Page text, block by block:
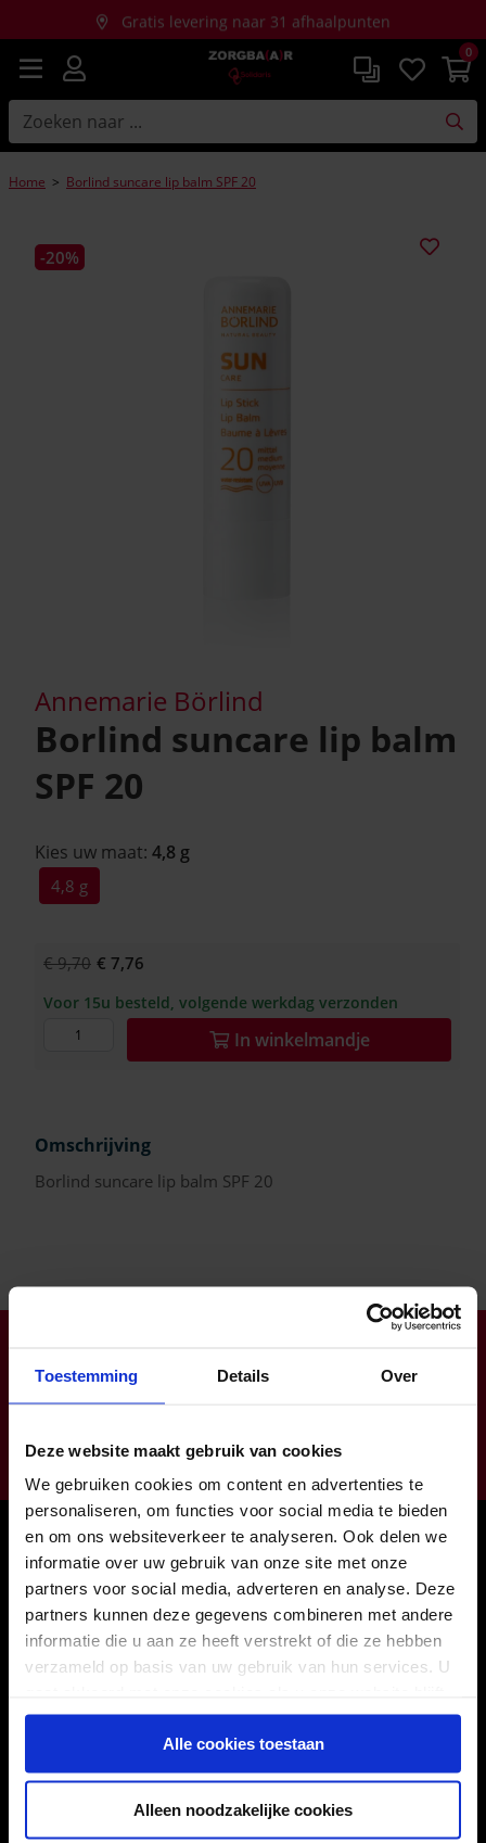
Toestemming Details Over
Deze website maakt gebruik van cookies
We gebruiken cookies om content en advertenties te
personaliseren, om functies voor social media te bieden
en om ons websiteverkeer te analyseren. Ook delen we
informatie over uw gebruik van onze site met onze
partners voor social media, adverteren en analyse. Deze
partners kunnen deze gegevens combineren met andere
informatie die u aan ze heeft verstrekt of die ze hebben
verzameld op basis van uw gebruik van hun services. U
gebruiken.
Alle cookies toestaan
Alleen noodzakelijke cookies
0
Gratis levering naar 31 afhaalpunten
Gratis thuislevering bij aankopen vanaf €150
Home > Borlind suncare lip balm SPF 20
-20%
Annemarie Börlind
Borlind suncare lip balm
SPF 20
Kies uw maat: 4,8 g
4,8 g
€ 9,70 € 7,76
Voor 15u besteld, volgende werkdag verzonden
In winkelmandje
Omschrijving
Borlind suncare lip balm SPF 20
12:00)
info@zorgbaar.be
Onze winkels
Hasselt
Houthalen
Maasmechelen
Sint-Truiden
Tips en advies